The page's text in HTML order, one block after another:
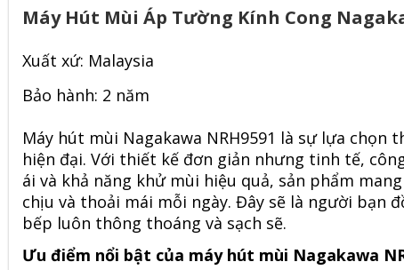
Máy Hút Mùi Áp Tường Kính Cong
Xuất xứ: Malaysia
Bảo hành: 2 năm
Máy hút mùi Nagakawa NRH9591 là sự lựa chọn
hiện đại. Với thiết kế đơn giản nhưng tinh tế,
ái và khả năng khử mùi hiệu quả, sản phẩm
chịu và thoải mái mỗi ngày. Đây sẽ là người bạn
bếp luôn thông thoáng và sạch sẽ.
Ưu điểm nổi bật của máy hút mùi Nagakawa